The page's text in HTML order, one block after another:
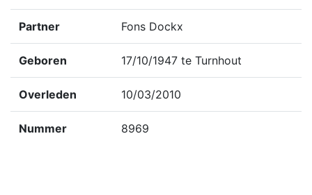
Partner Fons Dockx
Geboren 17/10/1947 te Turnhout
Overleden 10/03/2010
Nummer 8969